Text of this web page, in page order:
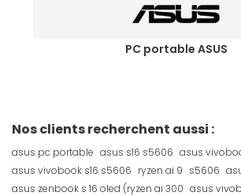
PC portable ASUS
Nos clients recherchent aussi :
asus pc portable asus s16 s5606 asus
asus vivobook s16 s5606 ryzen ai 9 s5606
asus zenbook s 16 oled (ryzen ai 300 asus